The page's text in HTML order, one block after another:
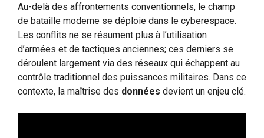
Au-delà des affrontements conventionnels, le champ
de bataille moderne se déploie dans le cyberespace.
Les conflits ne se résument plus à l’utilisation
d’armées et de tactiques anciennes; ces derniers se
déroulent largement via des réseaux qui échappent au
contrôle traditionnel des puissances militaires. Dans ce
contexte, la maîtrise des données devient un enjeu clé.